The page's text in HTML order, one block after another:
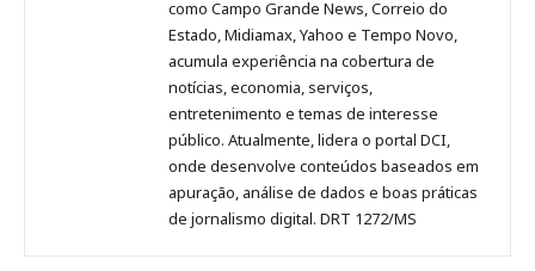
como Campo Grande News, Correio do
Estado, Midiamax, Yahoo e Tempo Novo,
acumula experiência na cobertura de
notícias, economia, serviços,
entretenimento e temas de interesse
público. Atualmente, lidera o portal DCI,
onde desenvolve conteúdos baseados em
apuração, análise de dados e boas práticas
de jornalismo digital. DRT 1272/MS